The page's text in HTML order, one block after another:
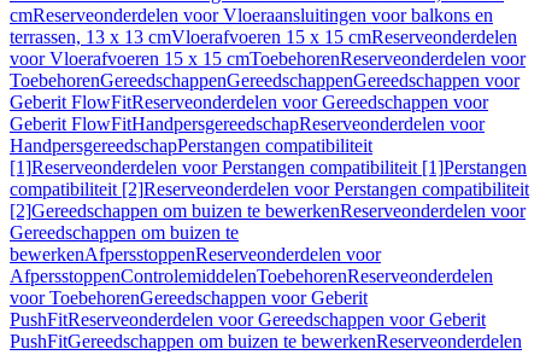
cmReserveonderdelen voor Vloeraansluitingen voor balkons en
terrassen, 13 x 13 cmVloerafvoeren 15 x 15 cmReserveonderdelen
voor Vloerafvoeren 15 x 15 cmToebehorenReserveonderdelen voor
ToebehorenGereedschappenGereedschappenGereedschappen voor
Geberit FlowFitReserveonderdelen voor Gereedschappen voor
Geberit FlowFitHandpersgereedschapReserveonderdelen voor
HandpersgereedschapPerstangen compatibiliteit
[1]Reserveonderdelen voor Perstangen compatibiliteit [1]Perstangen
compatibiliteit [2]Reserveonderdelen voor Perstangen compatibiliteit
[2]Gereedschappen om buizen te bewerkenReserveonderdelen voor
Gereedschappen om buizen te
bewerkenAfpersstoppenReserveonderdelen voor
AfpersstoppenControlemiddelenToebehorenReserveonderdelen
voor ToebehorenGereedschappen voor Geberit
PushFitReserveonderdelen voor Gereedschappen voor Geberit
PushFitGereedschappen om buizen te bewerkenReserveonderdelen